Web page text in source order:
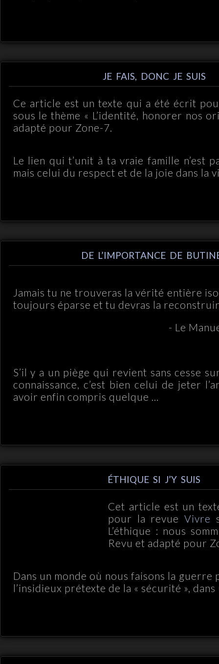
JE FAIS, DONC JE SUIS
Ce article est un texte qui a été écrit
sous le thème « L’identité, honorer nos
adapté pour Zone-7.
Le lien qui t’unit à ta vraie famille n’est
mais celui du respect et de la joie dans la
DE L’IMPORTANCE DE
Jamais tu ne trouveras la vérité entière
toujours éparse et tu devras la
- Le
S’il y a un piège qui revient sans cesse
connaissance, c’est bien celui de jeter
avoir enfin compris quelque ...
ÉTHIQUE SI J’Y SUIS
Cet article est un
pour la revueVivre
L’éthique : nous
Revu et adapté pour
Dans un monde où nous faisons la guerre
l’insidieux prétexte de la « sécurité », dans